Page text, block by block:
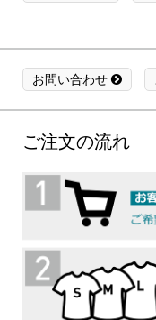
お問い合わせ
ご注文の流れ